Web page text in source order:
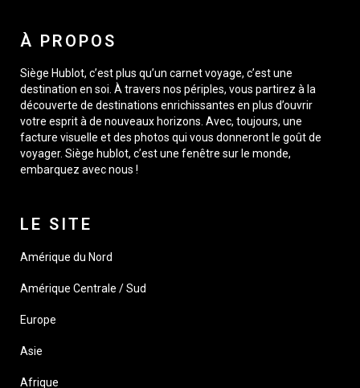
À PROPOS
Siège Hublot, c’est plus qu’un carnet voyage, c’est une
destination en soi. À travers nos périples, vous partirez à la
découverte de destinations enrichissantes en plus d’ouvrir
votre esprit à de nouveaux horizons. Avec, toujours, une
facture visuelle et des photos qui vous donneront le goût de
voyager. Siège hublot, c’est une fenêtre sur le monde,
embarquez avec nous !
LE SITE
Amérique du Nord
Amérique Centrale / Sud
Europe
Asie
Afrique